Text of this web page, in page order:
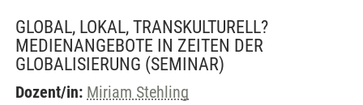
GLOBAL, LOKAL, TRANSKULTURELL?
MEDIENANGEBOTE IN ZEITEN DER
GLOBALISIERUNG (SEMINAR)
Dozent/in: Miriam Stehling